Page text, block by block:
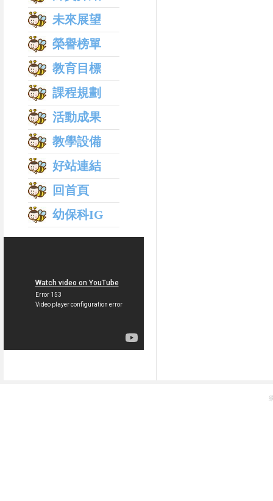
未來展望
榮譽榜單
教育目標
課程規劃
活動成果
教學設備
好站連結
回首頁
幼保科IG